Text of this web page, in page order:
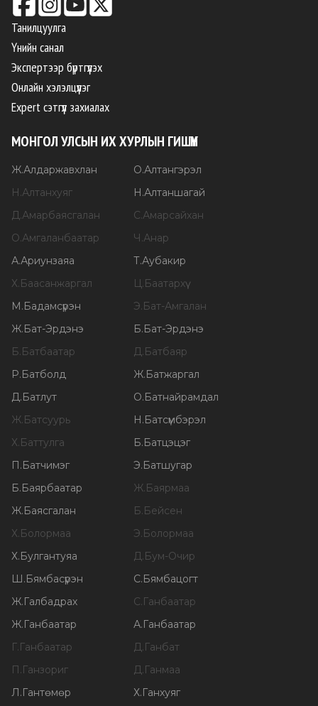
Танилцуулга
Үнийн санал
Экспертээр бүртгүүлэх
Онлайн хэлэлцүүлэг
Expert сэтгүүл захиалах
МОНГОЛ УЛСЫН ИХ ХУРЛЫН ГИШҮҮН
Ж.Алдаржавхлан О.Алтангэрэл
Н .Алтанхуяг Н .Алтаншагай
Д.Амарбаясгалан С.Амарсайхан
О.Амгаланбаатар Ч .Анар
А.Ариунзаяа Т.Аубакир
Х. Баасанжаргал Ц. Баатархүү
М . Бадамсүрэн Э. Бат-Амгалан
Ж. Бат-Эрдэнэ Б. Бат-Эрдэнэ
Б. Батбаатар Д. Батбаяр
Р. Батболд Ж. Батжаргал
Д. Батлут О. Батнайрамдал
Ж. Батсуурь Н . Батсүмбэрэл
Х. Баттулга Б. Батцэцэг
П . Батчимэг Э. Батшугар
Б. Баярбаатар Ж. Баярмаа
Ж. Баясгалан Б. Бейсен
Х. Болормаа Э. Болормаа
Х. Булгантуяа Д. Бум-Очир
Ш . Бямбасүрэн С. Бямбацогт
Ж. Галбадрах С. Ганбаатар
Ж. Ганбаатар А. Ганбаатар
Г. Ганбаатар Д. Ганбат
П . Ганзориг Д. Ганмаа
Л . Гантөмөр Х. Ганхуяг